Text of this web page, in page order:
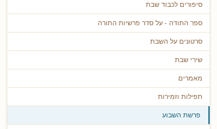
סיפורים לכבוד שבת
ספר התודה - על סדר פרשיות התורה
סרטונים על השבת
שירי שבת
מאמרים
תפילות וזמירות
פרשת השבוע